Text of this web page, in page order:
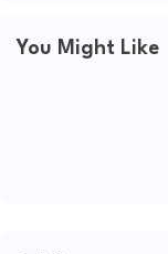
You Might Like